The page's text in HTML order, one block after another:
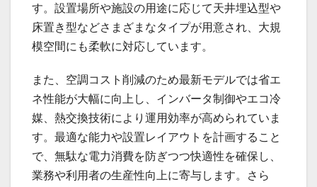
す。設置場所や施設の用途に応じて天井埋込型や
床置き型などさまざまなタイプが用意され、大規
模空間にも柔軟に対応しています。
また、空調コスト削減のため最新モデルでは省エ
ネ性能が大幅に向上し、インバータ制御やエコ冷
媒、熱交換技術により運用効率が高められていま
す。最適な能力や設置レイアウトを計画すること
で、無駄な電力消費を防ぎつつ快適性を確保し、
業務や利用者の生産性向上に寄与します。さら